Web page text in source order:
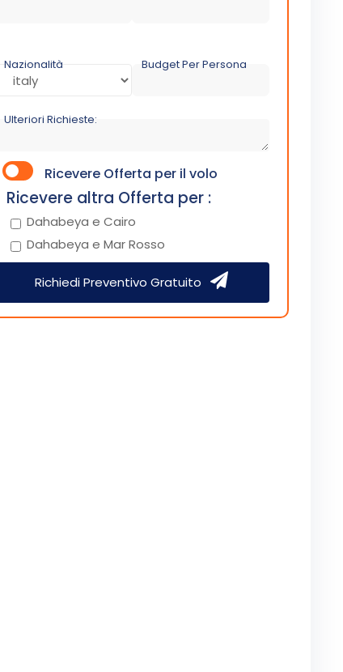
Nazionalità Budget Per Persona
Ulteriori Richieste:
Ricevere Offerta per il volo
Ricevere altra Offerta per :
Dahabeya e Cairo
Dahabeya e Mar Rosso
Richiedi Preventivo Gratuito